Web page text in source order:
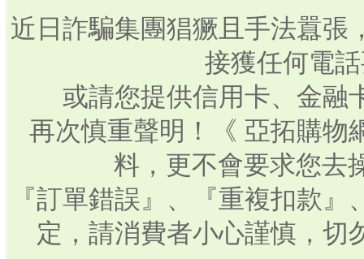
近日詐騙集團猖獗且手法囂張
接獲任何電
或請您提供信用卡、金融
再次慎重聲明！《 亞拓購物
料，更不會要求您去
『訂單錯誤』、『重複扣款
定，請消費者小心謹慎，切